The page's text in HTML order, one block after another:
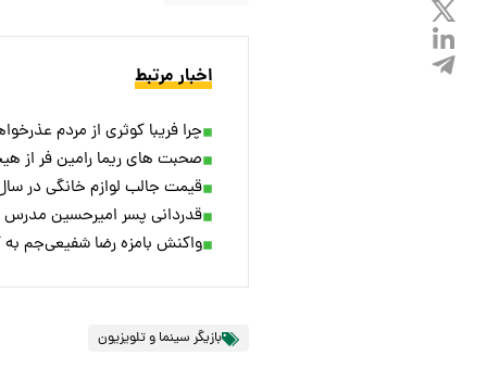
اخبار مرتبط
چرا فریبا کوثری از مردم
صحبت های ریما رامین فر از
قیمت جالب لوازم خانگی در سال ۱۳۷۴ از زبان ریما رامین فر در سریال خاطره ها +
قدردانی پسر امیرحسین
واکنش بامزه رضا شفیعی‌جم به
بازیگر سینما و تلویزیون